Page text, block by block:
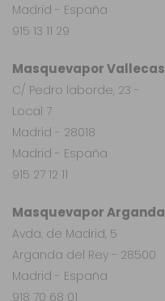
Masquevapor Arganda
Avda. de Madrid, 5
Arganda del Rey - 28500
Madrid - España
918 70 68 01
Madrid - España
915 13 11 29
Masquevapor Vallecas
C/ Pedro laborde, 23 -
Local 7
Madrid - 28018
Madrid - España
915 27 12 11